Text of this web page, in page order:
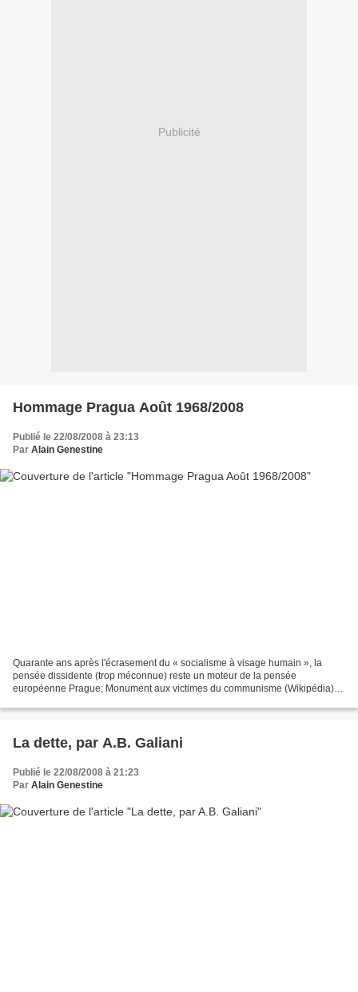
Publicité
Hommage Pragua Août 1968/2008
Publié le 22/08/2008 à 23:13
Par Alain Genestine
Quarante ans après l'écrasement du « socialisme à visage humain », la
pensée dissidente (trop méconnue) reste un moteur de la pensée
européenne Prague; Monument aux victimes du communisme (Wikipédia)
La dette, par A.B. Galiani
Publié le 22/08/2008 à 21:23
Par Alain Genestine